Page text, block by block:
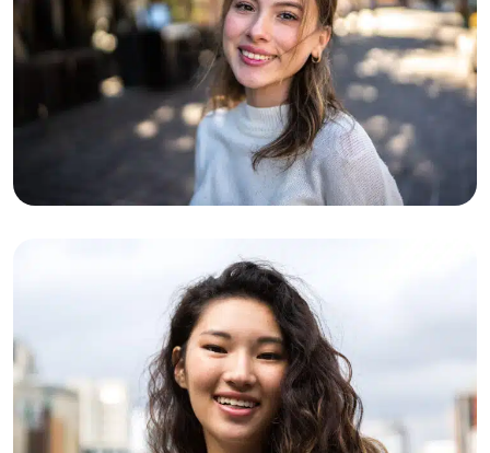
Nisa (26): “Ik droeg een masker, zodat
niemand zag hoe slecht het ging”